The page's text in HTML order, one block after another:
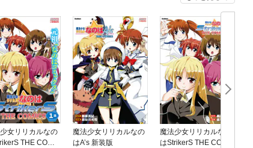
女リリカルなの
THE COMI
魔法少女リリカルなの
はA’s 新装版
魔法少女リリカルなの
はStrikerS THE COMI